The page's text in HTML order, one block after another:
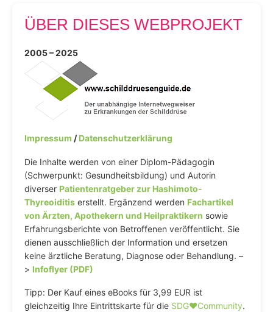
ÜBER DIESES WEBPROJEKT
2005 – 2025
Impressum /Datenschutzerklärung
Die Inhalte werden von einer Diplom-Pädagogin
(Schwerpunkt: Gesundheitsbildung) und Autorin
diverser Patientenratgeber zur Hashimoto-
Thyreoiditis erstellt. Ergänzend werden Fachartikel
von Ärzten, Apothekern und Heilpraktikern sowie
Erfahrungsberichte von Betroffenen veröffentlicht. Sie
dienen ausschließlich der Information und ersetzen
keine ärztliche Beratung, Diagnose oder Behandlung. –
> Infoflyer (PDF)
Tipp: Der Kauf eines eBooks für 3,99 EUR ist
gleichzeitig Ihre Eintrittskarte für die SDG♥️Community.